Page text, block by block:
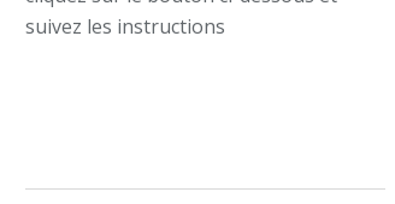
suivez les instructions